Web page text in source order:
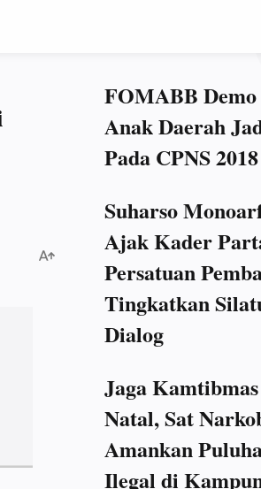
FOMABB
Anak Daerah
Pada CPNS 2018
Suharso
Ajak Kader
Persatuan
Tingkatkan
Dialog
Jaga
Natal, Sat
Amankan
Ilegal di